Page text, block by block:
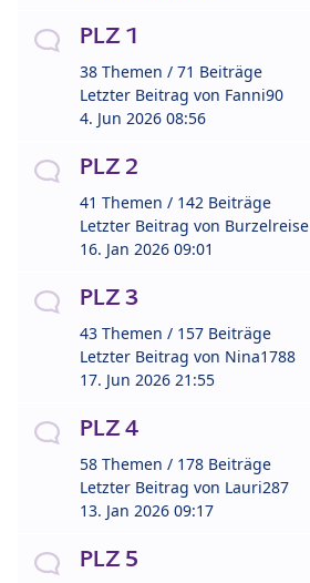
PLZ 1
38 Themen / 71 Beiträge
Letzter Beitrag von Fanni90
4. Jun 2026 08:56
PLZ 2
41 Themen / 142 Beiträge
Letzter Beitrag von Burzelreise
16. Jan 2026 09:01
PLZ 3
43 Themen / 157 Beiträge
Letzter Beitrag von Nina1788
17. Jun 2026 21:55
PLZ 4
58 Themen / 178 Beiträge
Letzter Beitrag von Lauri287
13. Jan 2026 09:17
PLZ 5